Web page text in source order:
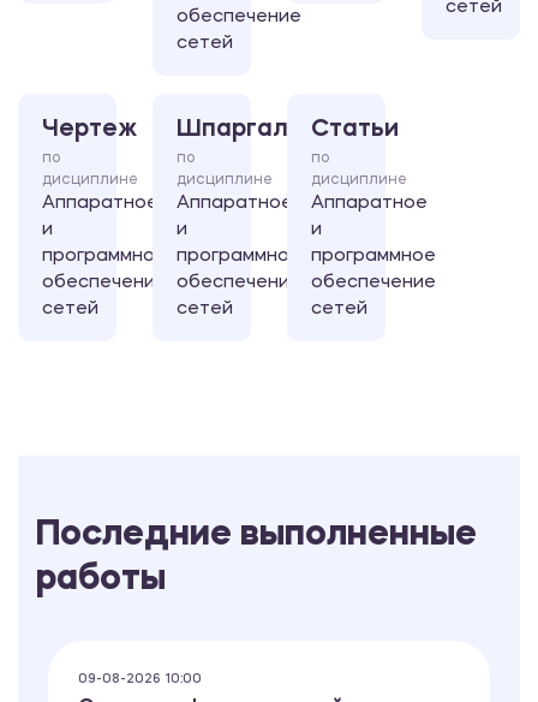
обеспечение
сетей
сетей
Чертеж
по
дисциплине
Аппаратное
и
программное
обеспечение
сетей
Шпаргалка
по
дисциплине
Аппаратное
и
программное
обеспечение
сетей
Статьи
по
дисциплине
Аппаратное
и
программное
обеспечение
сетей
Последние выполненные
работы
09-08-2026 10:00